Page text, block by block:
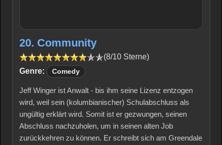
20. Community
(8/10 Sterne)
Genre:
Comedy
Jeff Winger ist Anwalt - bis ihm seine Lizenz entzogen
wird, weil sein (kolumbianischer) Schulabschluss als
ungültig erklärt wird. Somit ist er gezwungen, seinen
Abschluss nachzuholen, um in seinen alten Job
zurückkehren zu können. Er schreibt sich am Greendale